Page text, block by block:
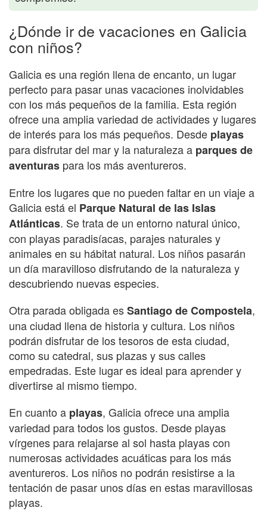
¿Dónde ir de vacaciones en Galicia
con niños?
Galicia es una región llena de encanto, un lugar
perfecto para pasar unas vacaciones inolvidables
con los más pequeños de la familia. Esta región
ofrece una amplia variedad de actividades y lugares
de interés para los más pequeños. Desde playas
para disfrutar del mar y la naturaleza a parques de
aventuras para los más aventureros.
Entre los lugares que no pueden faltar en un viaje a
Galicia está el Parque Natural de las Islas
Atlánticas. Se trata de un entorno natural único,
con playas paradisíacas, parajes naturales y
animales en su hábitat natural. Los niños pasarán
un día maravilloso disfrutando de la naturaleza y
descubriendo nuevas especies.
Otra parada obligada esSantiago de Compostela,
una ciudad llena de historia y cultura. Los niños
podrán disfrutar de los tesoros de esta ciudad,
como su catedral, sus plazas y sus calles
empedradas. Este lugar es ideal para aprender y
divertirse al mismo tiempo.
En cuanto a playas, Galicia ofrece una amplia
variedad para todos los gustos. Desde playas
vírgenes para relajarse al sol hasta playas con
numerosas actividades acuáticas para los más
aventureros. Los niños no podrán resistirse a la
tentación de pasar unos días en estas maravillosas
playas.